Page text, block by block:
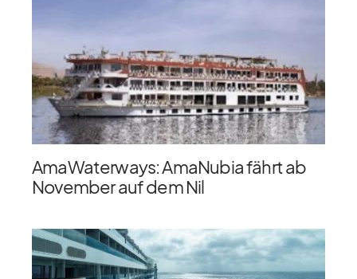
AmaWaterways: AmaNubia fährt ab
November auf dem Nil